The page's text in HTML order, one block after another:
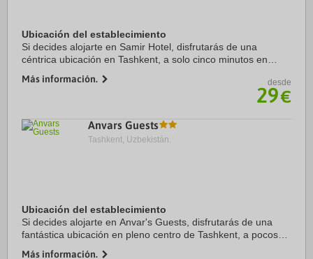
Ubicación del establecimiento
Si decides alojarte en Samir Hotel, disfrutarás de una
céntrica ubicación en Tashkent, a solo cinco minutos en
Además, este hotel de esquí se ...
Más información. desde
29€
Anvars Guests
Tashkent, Uzbekistán.
Ubicación del establecimiento
Si decides alojarte en Anvar's Guests, disfrutarás de una
fantástica ubicación en pleno centro de Tashkent, a pocos
Más información.